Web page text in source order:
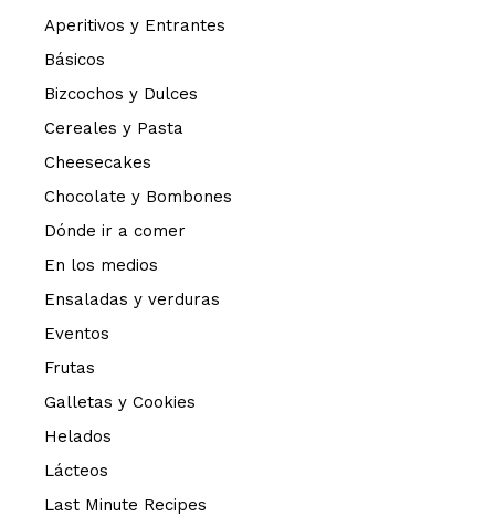
Aperitivos y Entrantes
Básicos
Bizcochos y Dulces
Cereales y Pasta
Cheesecakes
Chocolate y Bombones
Dónde ir a comer
En los medios
Ensaladas y verduras
Eventos
Frutas
Galletas y Cookies
Helados
Lácteos
Last Minute Recipes